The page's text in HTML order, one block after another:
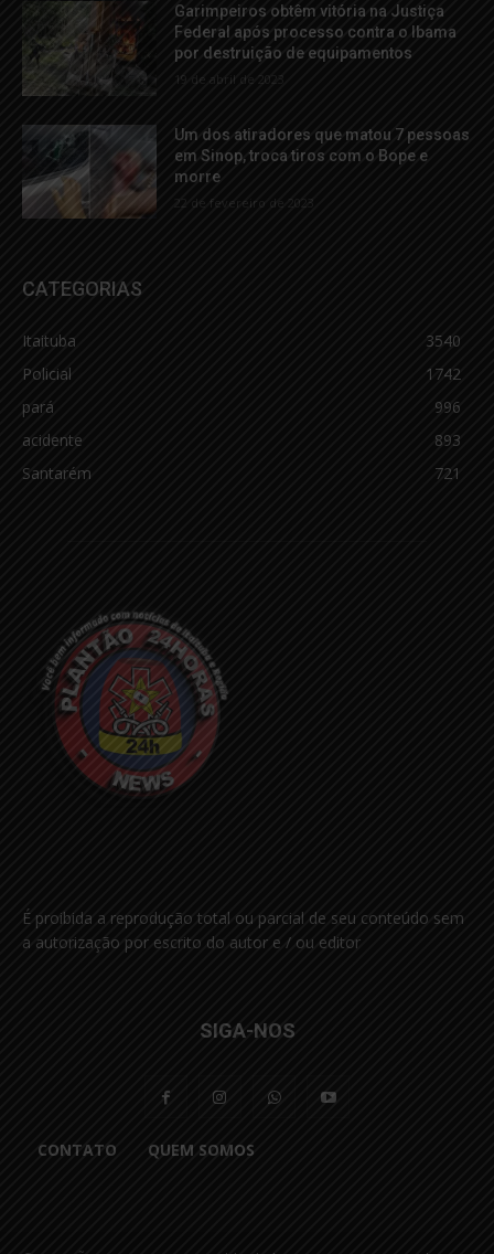
Garimpeiros obtêm vitória na Justiça
Federal após processo contra o Ibama
por destruição de equipamentos
19 de abril de 2023
Um dos atiradores que matou 7 pessoas
em Sinop, troca tiros com o Bope e
morre
22 de fevereiro de 2023
CATEGORIAS
Itaituba
3540
Policial
1742
pará
996
acidente
893
Santarém
721
É proibida a reprodução total ou parcial de seu conteúdo sem
a autorização por escrito do autor e / ou editor
SIGA-NOS
CONTATO QUEM SOMOS